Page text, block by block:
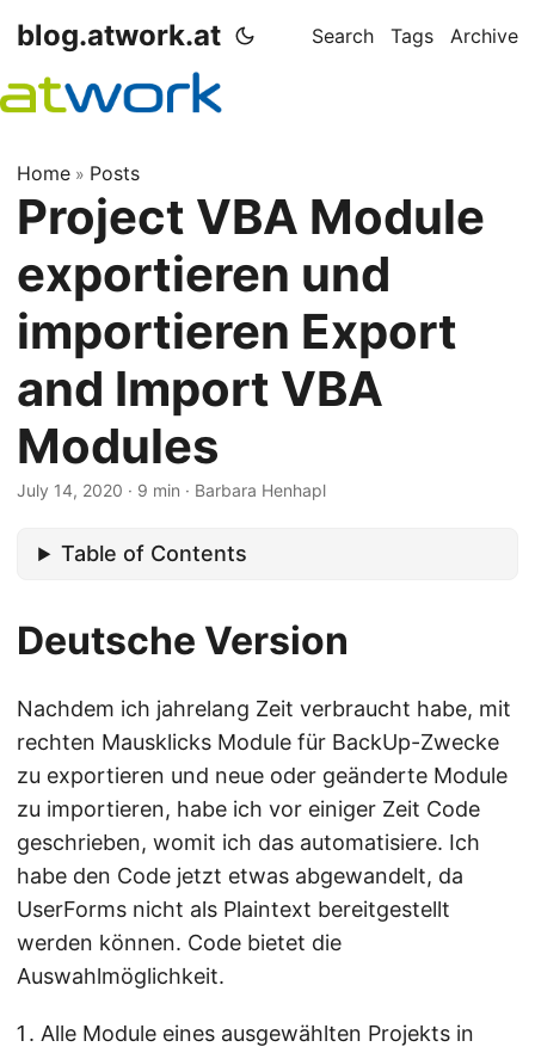
blog.atwork.at Search Tags Archive
Home » Posts
Project VBA Module
exportieren und
importieren Export
and Import VBA
Modules
July 14, 2020 · 9 min · Barbara Henhapl
Table of Contents
Deutsche Version
Nachdem ich jahrelang Zeit verbraucht habe, mit
rechten Mausklicks Module für BackUp-Zwecke
zu exportieren und neue oder geänderte Module
zu importieren, habe ich vor einiger Zeit Code
geschrieben, womit ich das automatisiere. Ich
habe den Code jetzt etwas abgewandelt, da
UserForms nicht als Plaintext bereitgestellt
werden können. Code bietet die
Auswahlmöglichkeit.
Alle Module eines ausgewählten Projekts in